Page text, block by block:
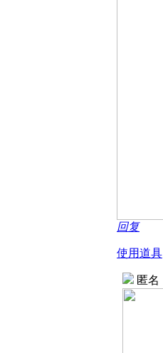
回复
使用道具
匿名